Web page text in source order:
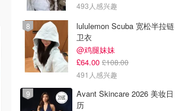
493人感兴趣
lululemon Scuba 宽松半拉链
卫衣
@鸡腿妹妹
£64.00 £108.00
491人感兴趣
Avant Skincare 2026 美妆日
历